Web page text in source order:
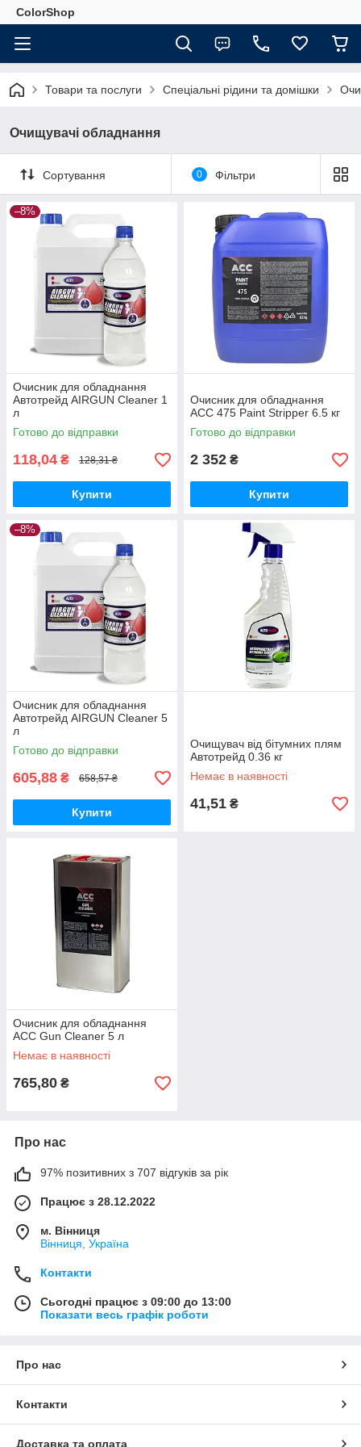
ColorShop
Товари та послуги Спеціальні рідини та домішки
Очищувачі обладнання
Сортування 0 Фільтри
–8%
Очисник для обладнання
Автотрейд AIRGUN Cleaner 1
л
Готово до відправки
118,04 ₴ 128,31 ₴
Купити
Очисник для обладнання
ACC 475 Paint Stripper 6.5 кг
Готово до відправки
2 352 ₴
Купити
–8%
Очисник для обладнання
Автотрейд AIRGUN Cleaner 5
л
Готово до відправки
605,88 ₴ 658,57 ₴
Купити
Очищувач від бітумних плям
Автотрейд 0.36 кг
Немає в наявності
41,51 ₴
Очисник для обладнання
ACC Gun Cleaner 5 л
Немає в наявності
765,80 ₴
Про нас
97% позитивних з 707 відгуків за рік
Працює з 28.12.2022
м. Вінниця
Вінниця, Україна
Контакти
Сьогодні працює з 09:00 до 13:00
Показати весь графік роботи
Про нас
Контакти
Доставка та оплата